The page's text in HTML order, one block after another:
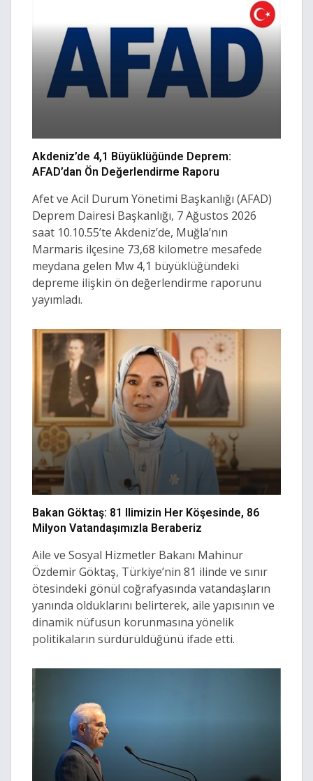
Akdeniz’de 4,1 Büyüklüğünde Deprem:
AFAD’dan Ön Değerlendirme Raporu
Afet ve Acil Durum Yönetimi Başkanlığı (AFAD)
Deprem Dairesi Başkanlığı, 7 Ağustos 2026
saat 10.10.55’te Akdeniz’de, Muğla’nın
Marmaris ilçesine 73,68 kilometre mesafede
meydana gelen Mw 4,1 büyüklüğündeki
depreme ilişkin ön değerlendirme raporunu
yayımladı.
Bakan Göktaş: 81 Ilimizin Her Köşesinde, 86
Milyon Vatandaşımızla Beraberiz
Aile ve Sosyal Hizmetler Bakanı Mahinur
Özdemir Göktaş, Türkiye’nin 81 ilinde ve sınır
ötesindeki gönül coğrafyasında vatandaşların
yanında olduklarını belirterek, aile yapısının ve
dinamik nüfusun korunmasına yönelik
politikaların sürdürüldüğünü ifade etti.